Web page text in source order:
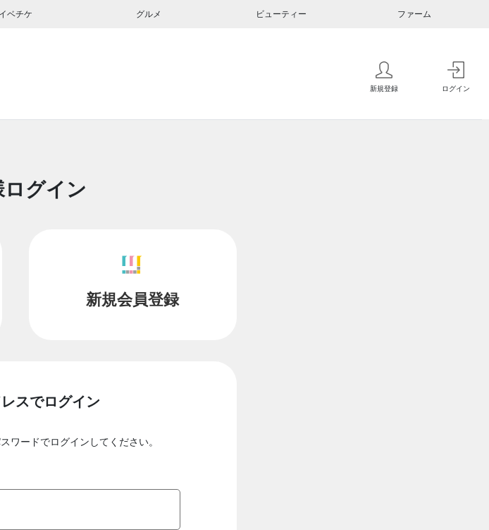
イベチケ グルメ ビューティー ファーム
新規登録 ログイン
ログイン
新規会員登録
スでログイン
ワードでログインしてください。